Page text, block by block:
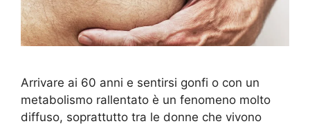
Arrivare ai 60 anni e sentirsi gonfi o con un
metabolismo rallentato è un fenomeno molto
diffuso, soprattutto tra le donne che vivono